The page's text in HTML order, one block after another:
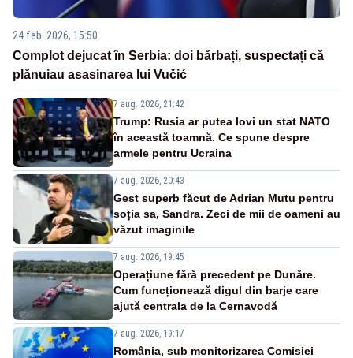
24 feb. 2026, 15:50
Complot dejucat în Serbia: doi bărbați, suspectați că
plănuiau asasinarea lui Vučić
7 aug. 2026, 21:42
Trump: Rusia ar putea lovi un stat NATO
în această toamnă. Ce spune despre
armele pentru Ucraina
7 aug. 2026, 20:43
Gest superb făcut de Adrian Mutu pentru
soția sa, Sandra. Zeci de mii de oameni au
văzut imaginile
7 aug. 2026, 19:45
Operațiune fără precedent pe Dunăre.
Cum funcționează digul din barje care
ajută centrala de la Cernavodă
7 aug. 2026, 19:17
România, sub monitorizarea Comisiei